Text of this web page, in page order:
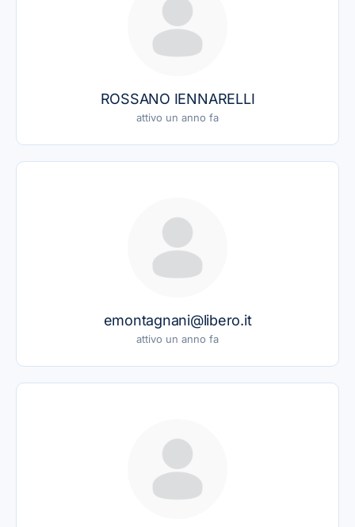
ROSSANO IENNARELLI
attivo un anno fa
emontagnani@libero.it
attivo un anno fa